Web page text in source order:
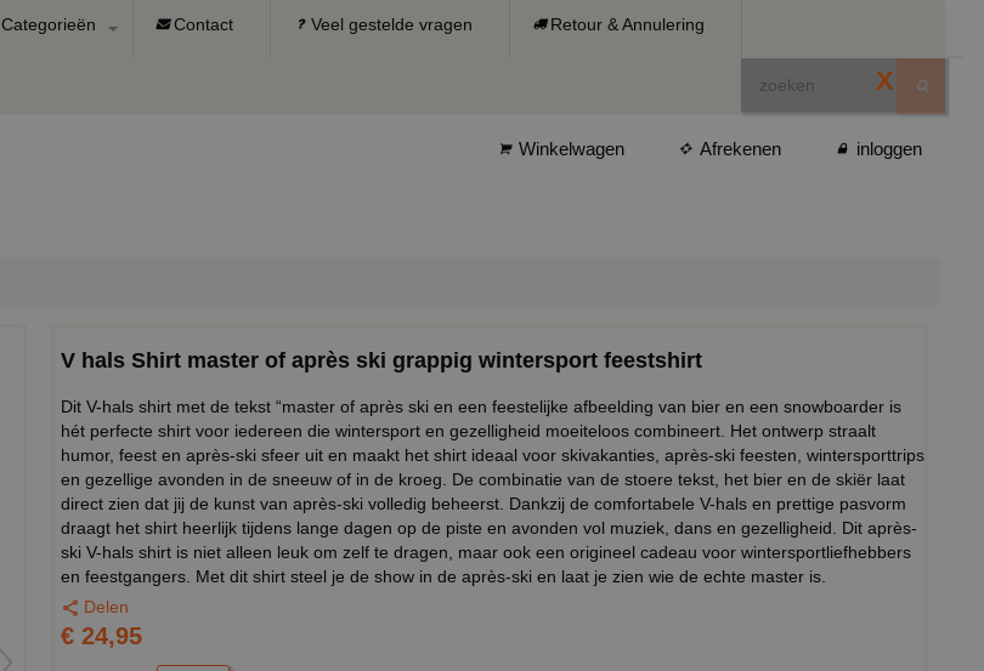
Categorieën Contact Veel gestelde vragen Retour & Annulering
X
Winkelwagen Afrekenen inloggen
V hals Shirt master of après ski grappig wintersport feestshirt
Dit V-hals shirt met de tekst “master of après ski en een feestelijke afbeelding van bier en een snowboarder is
hét perfecte shirt voor iedereen die wintersport en gezelligheid moeiteloos combineert. Het ontwerp straalt
humor, feest en après-ski sfeer uit en maakt het shirt ideaal voor skivakanties, après-ski feesten, wintersporttrips
en gezellige avonden in de sneeuw of in de kroeg. De combinatie van de stoere tekst, het bier en de skiër laat
direct zien dat jij de kunst van après-ski volledig beheerst. Dankzij de comfortabele V-hals en prettige pasvorm
draagt het shirt heerlijk tijdens lange dagen op de piste en avonden vol muziek, dans en gezelligheid. Dit après-
ski V-hals shirt is niet alleen leuk om zelf te dragen, maar ook een origineel cadeau voor wintersportliefhebbers
en feestgangers. Met dit shirt steel je de show in de après-ski en laat je zien wie de echte master is.
Delen
€ 24,95